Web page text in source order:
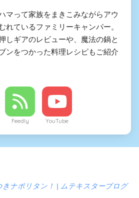
マって家族をまきこみながらアウ
れているファミリーキャンパー。
しギアのレビューや、魔法の鍋と
ンをつかった料理レシピもご紹介
Feedly YouTube
きナポリタン！ | ムテキスターブログ